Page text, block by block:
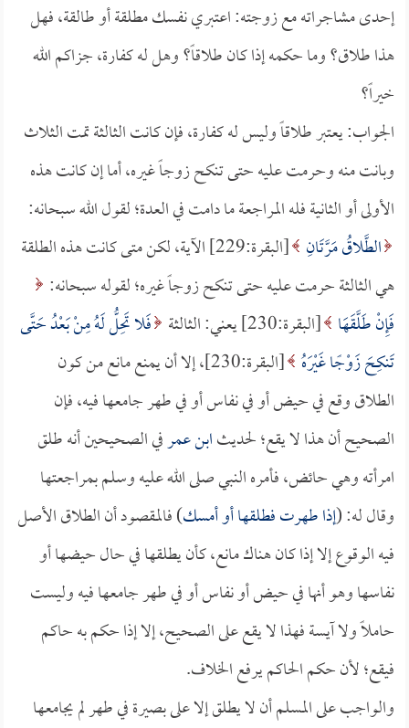
إحدى مشاجراته مع زوجته: اعتبري نفسك مطلقة أو طالقة، فهل
هذا طلاق؟ وما حكمه إذا كان طلاقاً؟ وهل له كفارة، جزاكم الله
خيراً؟
الجواب: يعتبر طلاقاً وليس له كفارة، فإن كانت الثالثة تمت الثلاث
وبانت منه وحرمت عليه حتى تنكح زوجاً غيره، أما إن كانت هذه
الأولى أو الثانية فله المراجعة ما دامت في العدة؛ لقول الله سبحانه:
الطَّلاقُ مَرَّتَانِ
[البقرة:229] الآية، لكن متى كانت هذه الطلقة
هي الثالثة حرمت عليه حتى تنكح زوجاً غيره؛ لقوله سبحانه:
فَإِنْ طَلَّقَهَا [البقرة:230] يعني: الثالثة
فَلا تَحِلُّ لَهُ مِنْ بَعْدُ حَتَّى
تَنكِحَ زَوْجًا غَيْرَهُ
[البقرة:230]، إلا أن يمنع مانع من كون
الطلاق وقع في حيض أو في نفاس أو في طهر جامعها فيه، فإن
الصحيح أن هذا لا يقع؛ لحديثابن عمرفي الصحيحين أنه طلق
امرأته وهي حائض، فأمره النبي صلى الله عليه وسلم بمراجعتها
وقال له: (إذا طهرت فطلقها أو أمسك) فالمقصود أن الطلاق الأصل
فيه الوقوع إلا إذا كان هناك مانع، كأن يطلقها في حال حيضها أو
نفاسها وهو أنها في حيض أو نفاس أو في طهر جامعها فيه وليست
حاملاً ولا آيسة فهذا لا يقع على الصحيح، إلا إذا حكم به حاكم
فيقع؛ لأن حكم الحاكم يرفع الخلاف.
والواجب على المسلم أن لا يطلق إلا على بصيرة في طهر لم يجامعها